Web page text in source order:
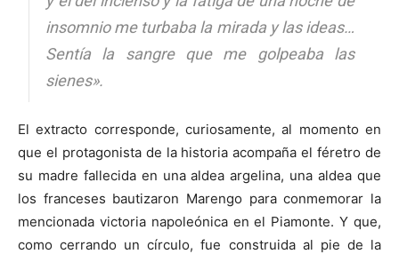
insomnio me turbaba la mirada y las ideas…
Sentía la sangre que me golpeaba las
sienes».
El extracto corresponde, curiosamente, al momento en
que el protagonista de la historia acompaña el féretro de
su madre fallecida en una aldea argelina, una aldea que
los franceses bautizaron Marengo para conmemorar la
mencionada victoria napoleónica en el Piamonte. Y que,
como cerrando un círculo, fue construida al pie de la